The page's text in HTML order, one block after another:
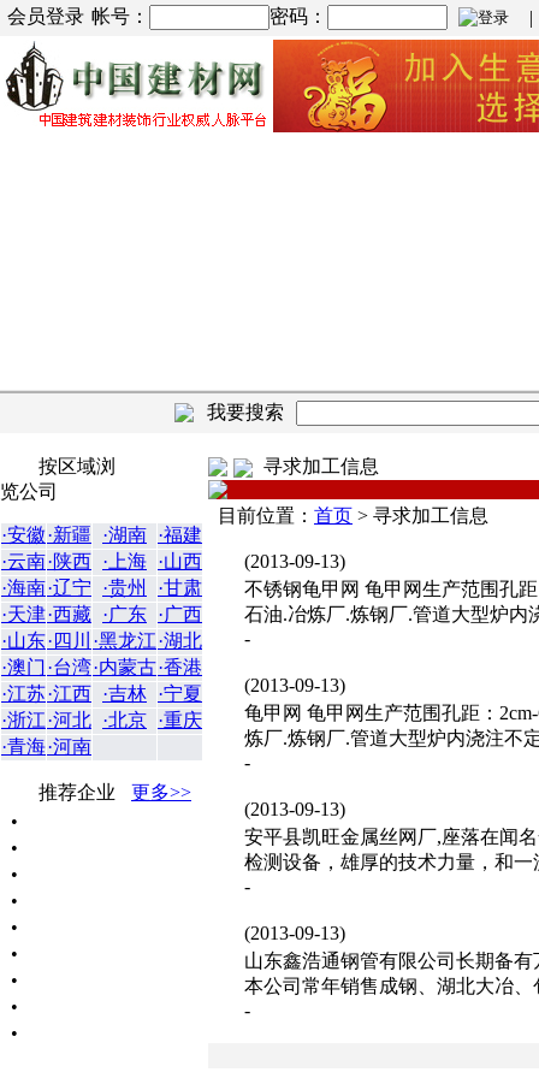
会员登录 帐号： 密码： |
我要搜索
按区域浏
览公司
·安徽·新疆 ·湖南 ·福建
·云南·陕西 ·上海 ·山西
·海南·辽宁 ·贵州
·甘肃
·天津·西藏 ·广东 ·广西
·山东·四川 ·黑龙江·湖北
·澳门 ·台湾·内蒙古·香港
·江苏·江西 ·吉林 ·宁夏
·浙江·河北 ·北京 ·重庆
·青海·河南
推荐企业
更多>>
•
•
•
•
•
•
•
•
•
寻求加工信息
目前位置： 首页 > 寻求加工信息
(2013-09-13)
不锈钢龟甲网 龟甲网生产范围孔
石油.冶炼厂.炼钢厂.管道大型炉内
-
(2013-09-13)
龟甲网 龟甲网生产范围孔距：
炼厂.炼钢厂.管道大型炉内浇注不
-
(2013-09-13)
安平县凯旺金属丝网厂,座落在闻
检测设备，雄厚的技术力量，和
-
(2013-09-13)
山东鑫浩通钢管有限公司长期备
本公司常年销售成钢、湖北大冶
-